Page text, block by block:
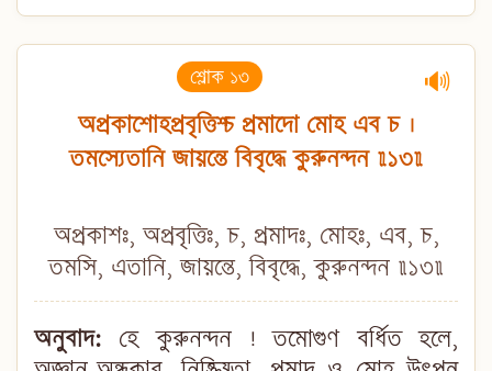
শ্লোক ১৩ 🔊
অপ্রকাশোহপ্রবৃত্তিশ্চ প্রমাদো মোহ এব চ ।
তমস্যেতানি জায়ন্তে বিবৃদ্ধে কুরুনন্দন ॥১৩॥
অপ্রকাশঃ, অপ্রবৃত্তিঃ, চ, প্রমাদঃ, মোহঃ, এব, চ,
তমসি, এতানি, জায়ন্তে, বিবৃদ্ধে, কুরুনন্দন ॥১৩॥
অনুবাদ: হে কুরুনন্দন ! তমোগুণ বর্ধিত হলে,